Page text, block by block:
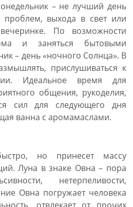
– не лучший день
выхода в свет или
По возможности
и заняться бытовыми
– день «ночного Солнца». В
прислушиваться к
Идеальное время для
общения, рукоделия,
сил для следующего дня
ванна с аромамаслами.
но принесет массу
Луна в знаке Овна – пора
нетерпеливости,
Овна погружает человека